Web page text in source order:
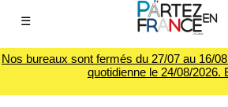
☰
Nos bureaux sont fermés du 27/07 au 16/
quotidienne le 24/08/2026.